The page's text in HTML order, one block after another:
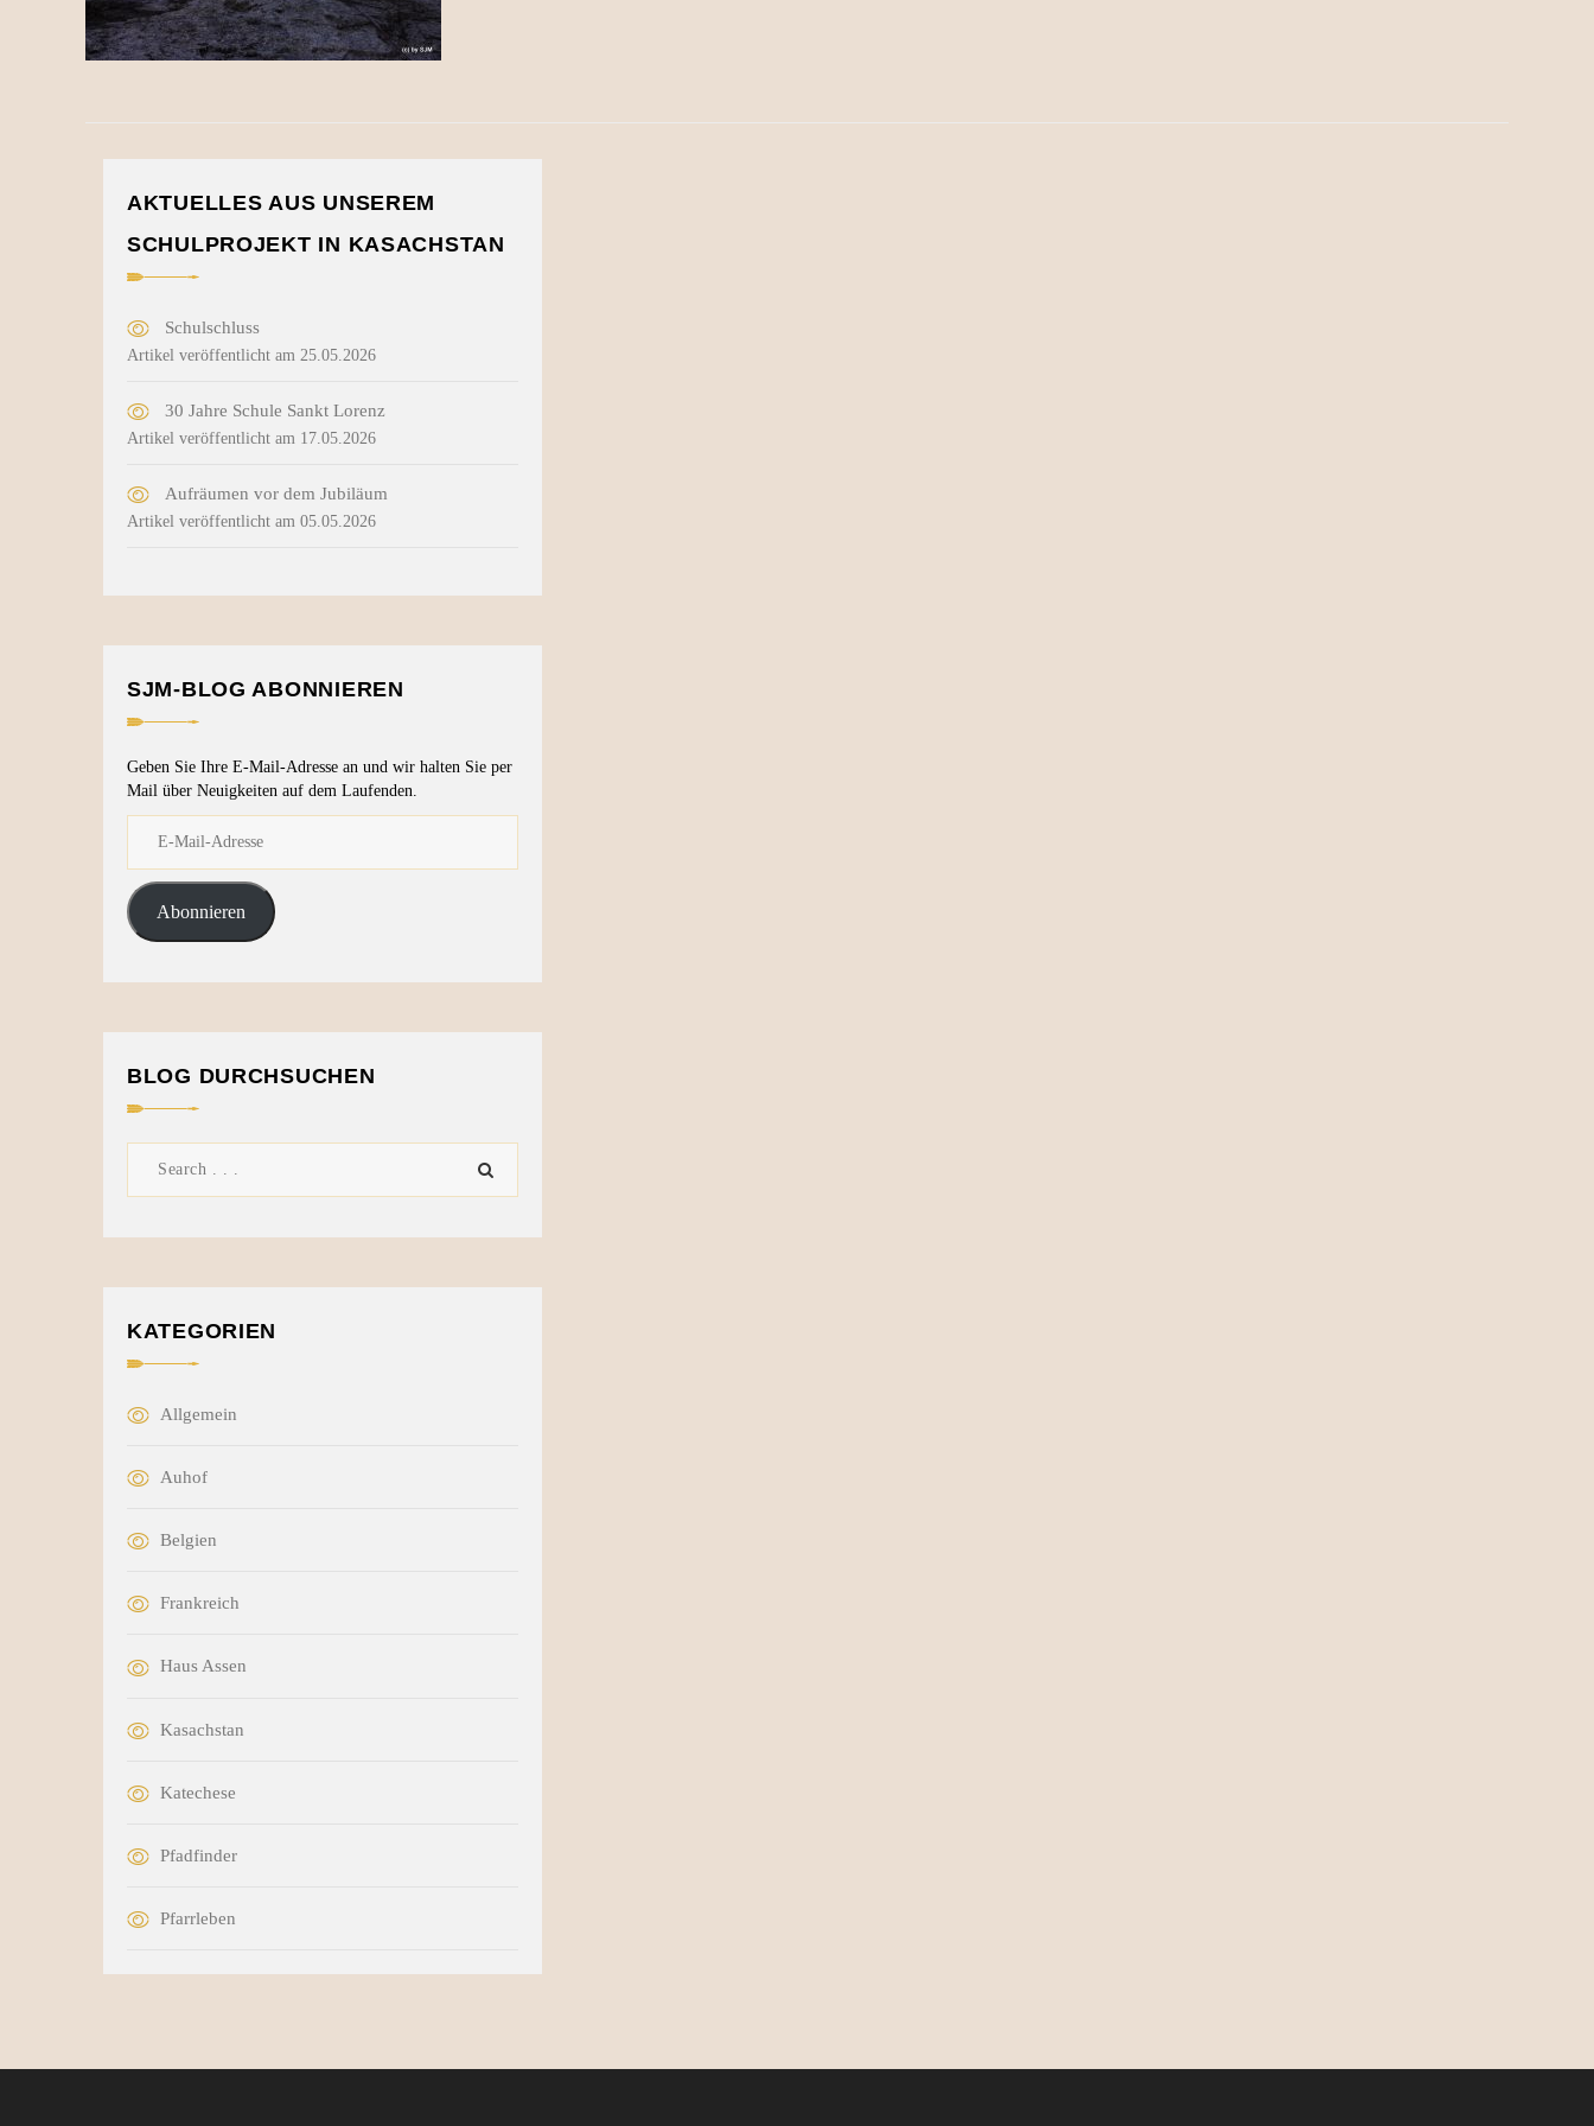
AKTUELLES AUS UNSEREM
SCHULPROJEKT IN KASACHSTAN
Schulschluss
Artikel veröffentlicht am 25.05.2026
30 Jahre Schule Sankt Lorenz
Artikel veröffentlicht am 17.05.2026
Aufräumen vor dem Jubiläum
Artikel veröffentlicht am 05.05.2026
SJM-BLOG ABONNIEREN
Geben Sie Ihre E-Mail-Adresse an und wir halten Sie per
Mail über Neuigkeiten auf dem Laufenden.
Abonnieren
BLOG DURCHSUCHEN
KATEGORIEN
Allgemein
Auhof
Belgien
Frankreich
Haus Assen
Kasachstan
Katechese
Pfadfinder
Pfarrleben